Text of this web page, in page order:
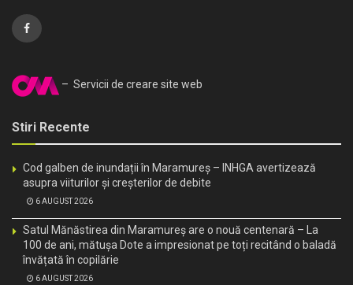
– Servicii de creare site web
Stiri Recente
Cod galben de inundații în Maramureș – INHGA avertizează
asupra viiturilor și creșterilor de debite
6 AUGUST 2026
Satul Mănăstirea din Maramureș are o nouă centenară – La
100 de ani, mătușa Dote a impresionat pe toți recitând o baladă
învățată în copilărie
6 AUGUST 2026